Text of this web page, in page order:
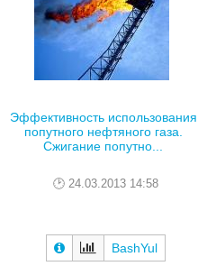
Эффективность использования
попутного нефтяного газа.
Сжигание попутно...
24.03.2013 14:58
BashYul